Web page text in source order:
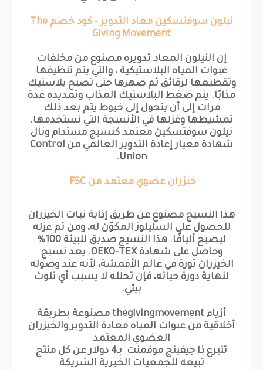
نيلون سوفتسكين معاد التدوير - كود خصم The
Giving Movement
إن النيلون المعاد تدويره مصنوع من مخلفات
عبوات المياه البلاستيكية ، والتي يتم تنظيفها
وتقطيعها لرقائق ثم صهرها حتى تصبح بلاستيك
مذابًا. يتم ضغط البلاستيك المذاب وتمديده عدة
مرات إلى أن يتحول إلى خيوط يتم بعد ذلك
تمشيطها وغزلها في الأنسجة التي نستخدمها.
نيلون سوفتسكين معتمد كنسيج مستدام ونال
شهادة معيار إعادة التدوير العالمي من Control
Union.
خيزران عضوي معتمد من FSC
هذا النسيج مصنوع عن طريق إذابة نبات الخيزران
للحصول على السليلوز المكوّن له، ومن ثم غزله
ليصبح أليافًا. هذا النسيج صديق للبيئة 100%
وحاصل على شهادة OEKO-TEX. يعد نسيج
الخيزران ثورة في عالم الأقمشة، لأنه عند وصوله
لنهاية دورة حياته، فإن تحلله لا يسبب أي تلوث
بيئي.
أزياء thegivingmovement مصنوعة بطريقة
أخلاقية من عبوات المياه معادة التدوير والخيزران
العضوي المعتمد
تتبرع ذا جيفينج موفمنت بـ4 دولار عن كل منتج
تبيعه للجمعيات الخيرية الشريكة